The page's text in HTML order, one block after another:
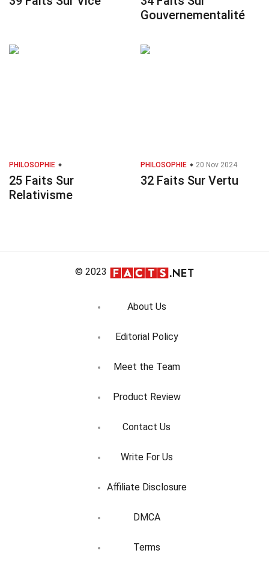
Gouvernementalité
PHILOSOPHIE
25 Faits Sur
Relativisme
PHILOSOPHIE 20 Nov 2024
32 Faits Sur Vertu
© 2023
About Us
Editorial Policy
Meet the Team
Product Review
Contact Us
Write For Us
Affiliate Disclosure
DMCA
Terms